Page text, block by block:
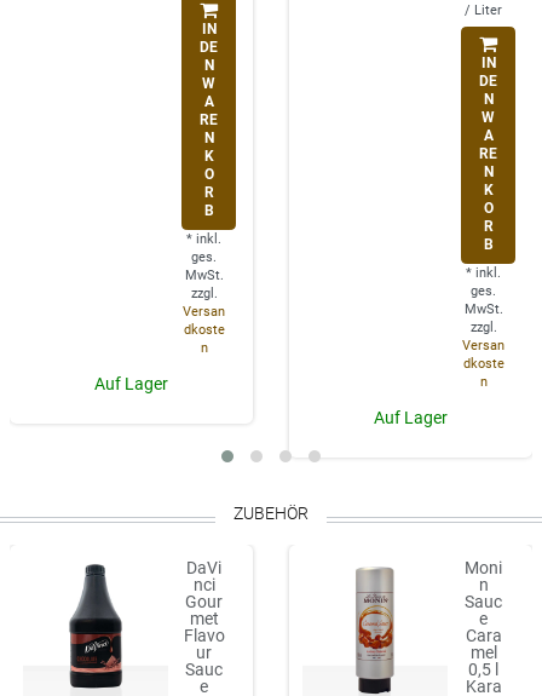
IN
DE
N
W
A
RE
N
K
O
R
B
* inkl.
ges.
MwSt.
zzgl.
Versan
dkoste
n
Auf Lager
/ Liter
IN
DE
N
W
A
RE
N
K
O
R
B
* inkl.
ges.
MwSt.
zzgl.
Versan
dkoste
n
Auf Lager
ZUBEHÖR
DaVi
nci
Gour
met
Flavo
ur
Sauc
e
Moni
n
Sauc
e
Cara
mel
0,5 l
Kara